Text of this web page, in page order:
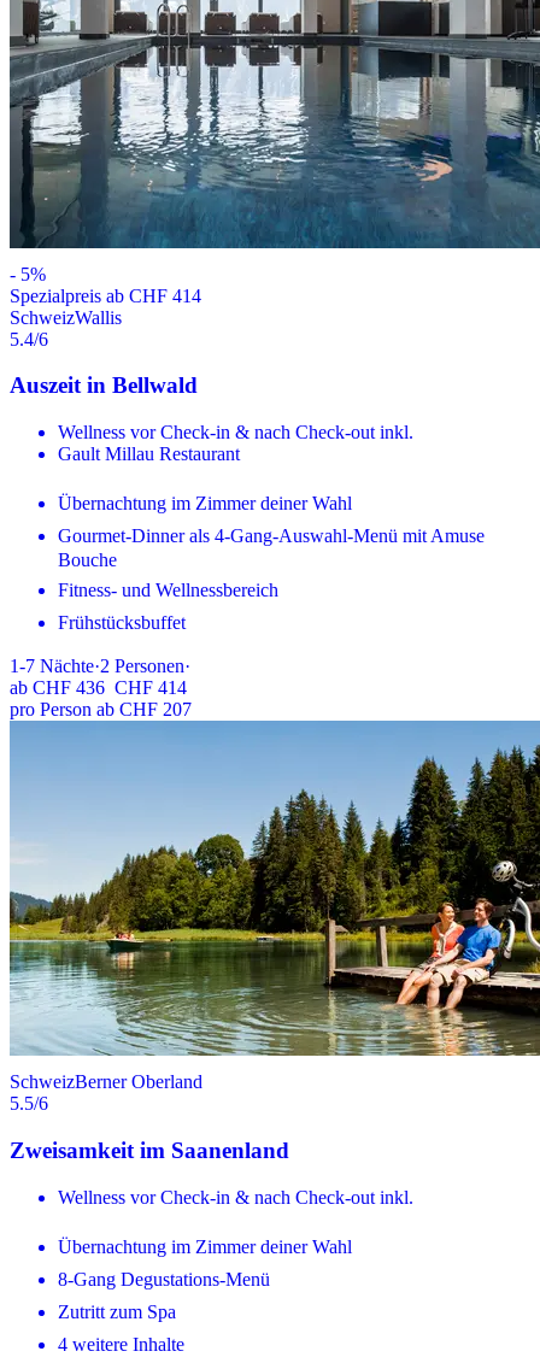
- 5%
Spezialpreis ab CHF 414
SchweizWallis
5.4/6
Auszeit in Bellwald
Wellness vor Check-in & nach Check-out inkl.
Gault Millau Restaurant
Übernachtung im Zimmer deiner Wahl
Gourmet-Dinner als 4-Gang-Auswahl-Menü mit Amuse
Bouche
Fitness- und Wellnessbereich
Frühstücksbuffet
1-7 Nächte·2 Personen·
ab CHF 436 CHF 414
pro Person ab CHF 207
SchweizBerner Oberland
5.5/6
Zweisamkeit im Saanenland
Wellness vor Check-in & nach Check-out inkl.
Übernachtung im Zimmer deiner Wahl
8-Gang Degustations-Menü
Zutritt zum Spa
4 weitere Inhalte